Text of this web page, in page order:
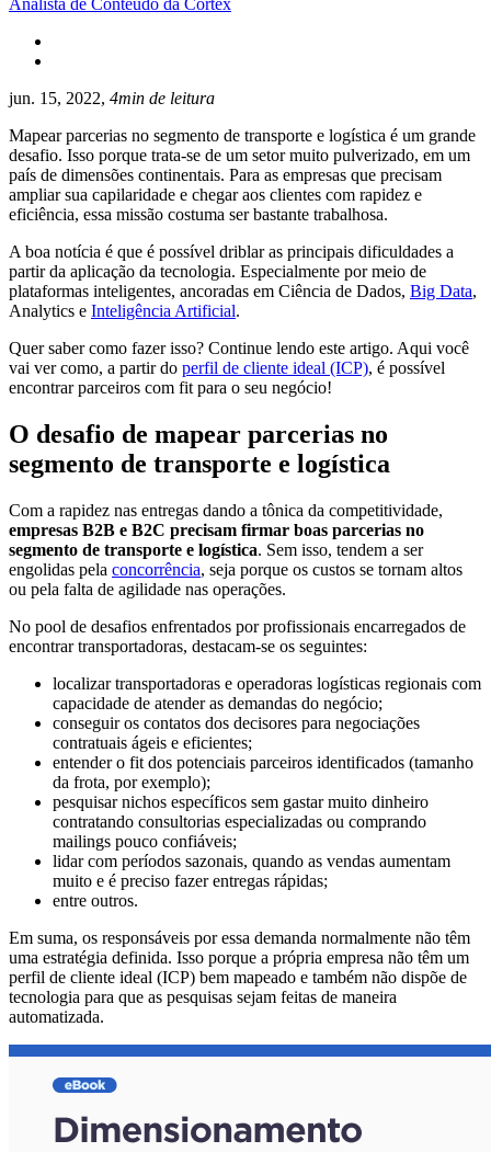
jun. 15, 2022, 4min de leitura
Mapear parcerias no segmento de transporte e logística é um grande
desafio. Isso porque trata-se de um setor muito pulverizado, em um
país de dimensões continentais. Para as empresas que precisam
ampliar sua capilaridade e chegar aos clientes com rapidez e
eficiência, essa missão costuma ser bastante trabalhosa.
A boa notícia é que é possível driblar as principais dificuldades a
partir da aplicação da tecnologia. Especialmente por meio de
plataformas inteligentes, ancoradas em Ciência de Dados, Big Data,
Analytics e Inteligência Artificial.
Quer saber como fazer isso? Continue lendo este artigo. Aqui você
vai ver como, a partir do perfil de cliente ideal (ICP), é possível
encontrar parceiros com fit para o seu negócio!
O desafio de mapear parcerias no
segmento de transporte e logística
Com a rapidez nas entregas dando a tônica da competitividade,
empresas B2B e B2C precisam firmar boas parcerias no
segmento de transporte e logística. Sem isso, tendem a ser
engolidas pela concorrência, seja porque os custos se tornam altos
ou pela falta de agilidade nas operações.
No pool de desafios enfrentados por profissionais encarregados de
encontrar transportadoras, destacam-se os seguintes:
localizar transportadoras e operadoras logísticas regionais com
capacidade de atender as demandas do negócio;
conseguir os contatos dos decisores para negociações
contratuais ágeis e eficientes;
entender o fit dos potenciais parceiros identificados (tamanho
da frota, por exemplo);
pesquisar nichos específicos sem gastar muito dinheiro
contratando consultorias especializadas ou comprando
mailings pouco confiáveis;
lidar com períodos sazonais, quando as vendas aumentam
muito e é preciso fazer entregas rápidas;
entre outros.
Em suma, os responsáveis por essa demanda normalmente não têm
uma estratégia definida. Isso porque a própria empresa não têm um
perfil de cliente ideal (ICP) bem mapeado e também não dispõe de
tecnologia para que as pesquisas sejam feitas de maneira
automatizada.